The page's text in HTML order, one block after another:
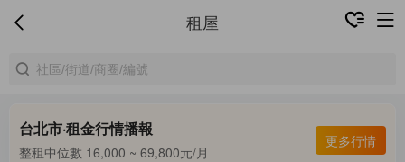
租屋
台北市·租金行情播報
合租中位數 9,800 ~ 13,000元/月
整租中位數 16,000 ~ 69,800元/月
更多行情